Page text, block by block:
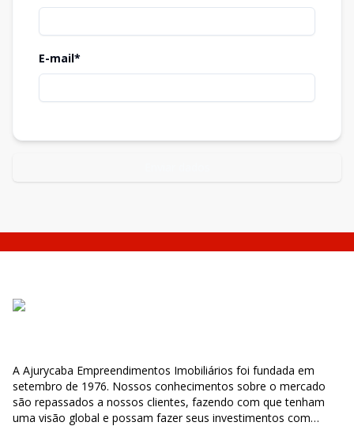
E-mail*
A Ajurycaba Empreendimentos Imobiliários foi fundada em
setembro de 1976. Nossos conhecimentos sobre o mercado
são repassados a nossos clientes, fazendo com que tenham
uma visão global e possam fazer seus investimentos com